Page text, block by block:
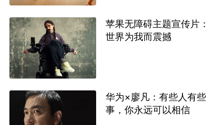
苹果无障碍主题宣传片：
世界为我而震撼
华为×廖凡：有些人有些
事，你永远可以相信